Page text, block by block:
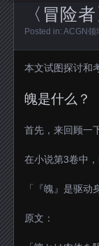
〈冒险
Posted in: ACGN领
本文试图探讨和
魄是什么？
首先，来回顾一
在小说第3卷中
「『魄』是驱
原文：